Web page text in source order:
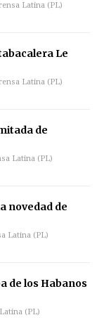
Latina (PL)
Le
Latina (PL)
de
Latina (PL)
novedad de
Latina (PL)
de los Habanos
(PL)